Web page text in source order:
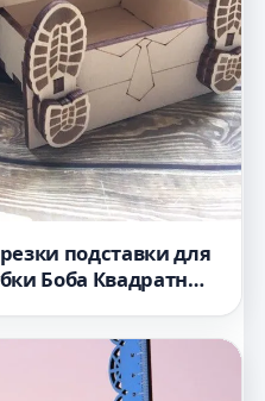
подставки для
Боба Квадратные